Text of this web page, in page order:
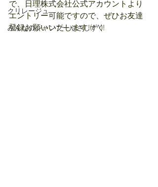
クリレージュ
みんなのシャンプーやさしずく
で、日理株式会社公式アカウントより
エントリー可能ですので、ぜひお友達
登録お願いいたします!(^^)!